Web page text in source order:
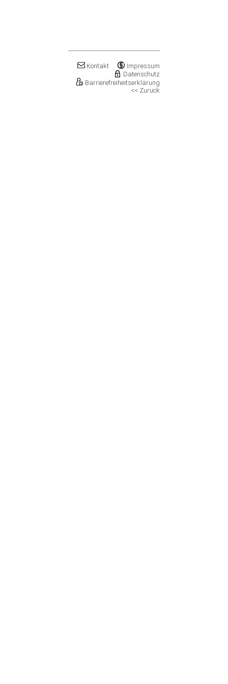
Lanitz-Hassel-Tal
Impressum
Kontakt
Datenschutz
Barrierefreiheitserklärung
<< Zurück